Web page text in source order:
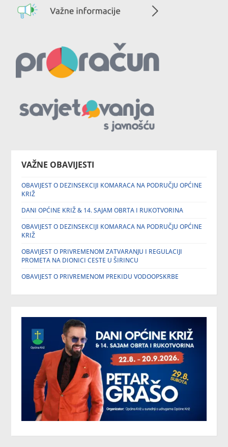
VAŽNE OBAVIJESTI
OBAVIJEST O DEZINSEKCIJI KOMARACA NA PODRUČJU OPĆINE
KRIŽ
DANI OPĆINE KRIŽ & 14. SAJAM OBRTA I RUKOTVORINA
OBAVIJEST O DEZINSEKCIJI KOMARACA NA PODRUČJU OPĆINE
KRIŽ
OBAVIJEST O PRIVREMENOM ZATVARANJU I REGULACIJI
PROMETA NA DIONICI CESTE U ŠIRINCU
OBAVIJEST O PRIVREMENOM PREKIDU VODOOPSKRBE